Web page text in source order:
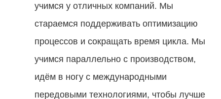
учимся у отличных компаний. Мы
стараемся поддерживать оптимизацию
процессов и сокращать время цикла. Мы
учимся параллельно с производством,
идём в ногу с международными
передовыми технологиями, чтобы лучше